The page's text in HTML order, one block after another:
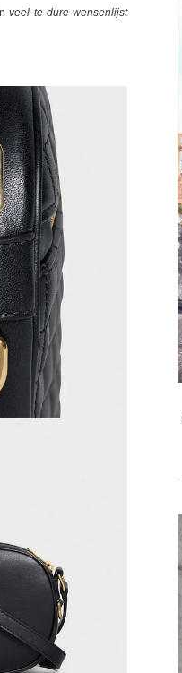
veel te dure wensenlijst